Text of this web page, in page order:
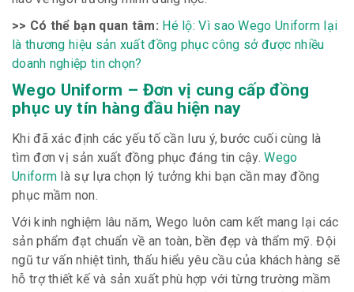
>> Có thể bạn quan tâm: Hé lộ: Vì sao Wego Uniform lại
là thương hiệu sản xuất đồng phục công sở được nhiều
doanh nghiệp tin chọn?
Wego Uniform – Đơn vị cung cấp đồng
phục uy tín hàng đầu hiện nay
Khi đã xác định các yếu tố cần lưu ý, bước cuối cùng là
tìm đơn vị sản xuất đồng phục đáng tin cậy.Wego
Uniform là sự lựa chọn lý tưởng khi bạn cần may đồng
phục mầm non.
Với kinh nghiệm lâu năm, Wego luôn cam kết mang lại các
sản phẩm đạt chuẩn về an toàn, bền đẹp và thẩm mỹ. Đội
ngũ tư vấn nhiệt tình, thấu hiểu yêu cầu của khách hàng sẽ
hỗ trợ thiết kế và sản xuất phù hợp với từng trường mầm